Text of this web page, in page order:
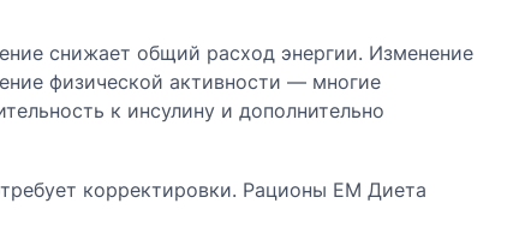
снижает общий расход энергии. Изменение
физической активности — многие
к инсулину и дополнительно
корректировки. Рационы EM Диета